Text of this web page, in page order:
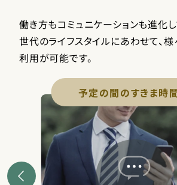
働き方もコミュニケーションも進化
世代のライフスタイルにあわせて、
利用が可能です。
予定の間のすきま時